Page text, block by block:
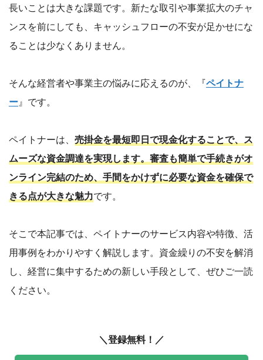
長いことは大きな課題です。新たな取引や事業拡大のチャ
ンスを前にしても、キャッシュフローの不安が足かせにな
ることは少なくありません。
そんな経営者や事業主の悩みに応えるのが、『ペイトナ
ー』です。
ペイトナーは、 売掛金を最短即日で現金化することで、ス
ムーズな資金調達を実現します。審査も簡単で手続きがオ
ンライン完結のため、手間をかけずに必要な資金を確保で
きる点が大きな魅力です。
そこで本記事では、ペイトナーのサービス内容や特徴、活
用事例をわかりやすく解説します。資金繰りの不安を解消
し、経営に集中するための新しい手段として、ぜひご一読
ください。
＼登録無料！／